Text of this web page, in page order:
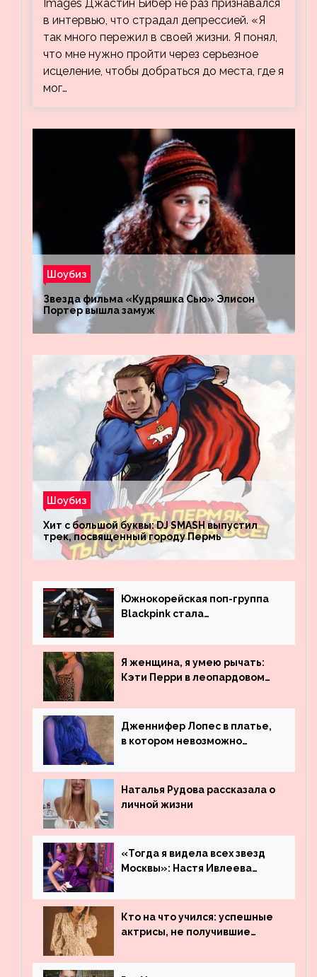
Images Джастин Бибер не раз признавался
в интервью, что страдал депрессией. «Я
так много пережил в своей жизни. Я понял,
что мне нужно пройти через серьезное
исцеление, чтобы добраться до места, где я
мог…
Шоубиз
Звезда фильма «Кудряшка Сью» Элисон
Портер вышла замуж
Шоубиз
Хит с большой буквы: DJ SMASH выпустил
трек, посвященный городу Пермь
Южнокорейская поп-группа
Blackpink стала
просмотрам на YouTube. Они
обогнали даже Джастина
Бибера
Я женщина, я умею рычать:
Кэти Перри в леопардовом
Дженнифер Лопес в платье,
в котором невозможно
Наталья Рудова рассказала о
личной жизни
«Тогда я видела всех звезд
Москвы»: Настя Ивлеева
популярности и выложила
архивные фото
Кто на что учился: успешные
актрисы, не получившие